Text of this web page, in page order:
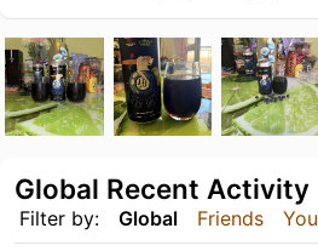
Filter by: Global Friends You
Global Recent Activity